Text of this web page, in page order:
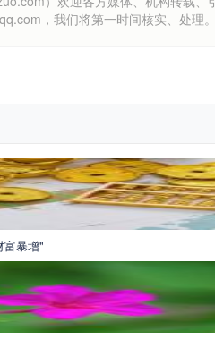
，我们将第一时间核实、处理
富暴增"